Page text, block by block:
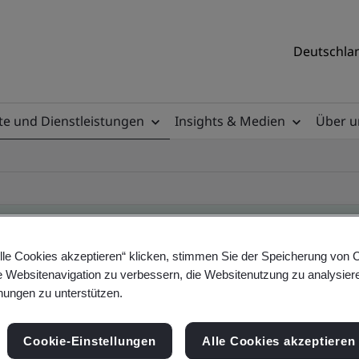
und Dienstleistungen Insights & Medien
Über
- Validation and Verification, German
Cookies akzeptieren“ klicken, stimmen Sie der Speicherung von
Websitenavigation zu verbessern, die Websitenutzung zu
zu unterstützen.
Cookie-Einstellungen Alle Cookies akzeptieren